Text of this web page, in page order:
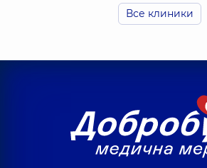
Медицинский
Центр «Добробут»
А, г. Киев
Все клиники